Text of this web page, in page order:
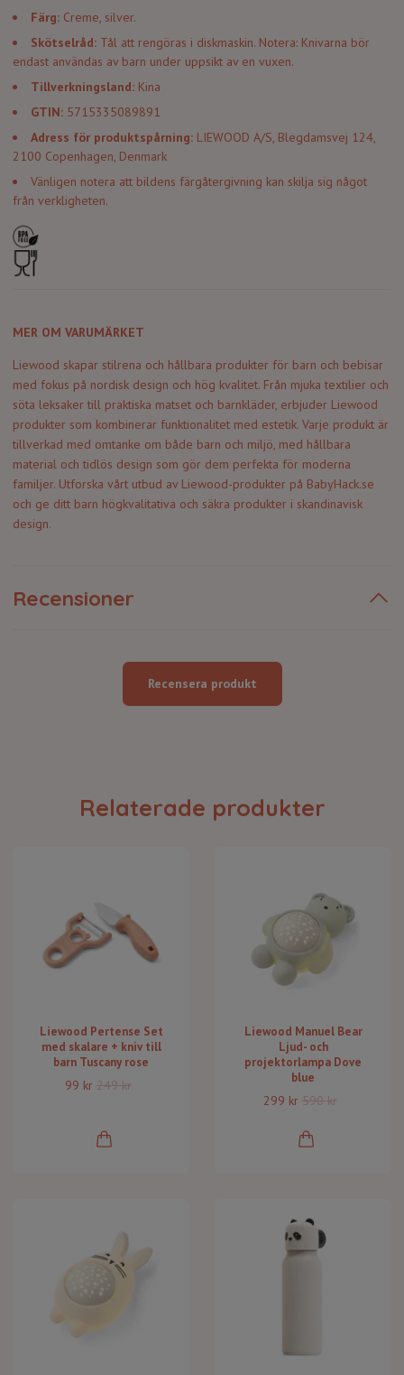
Färg: Creme, silver.
Skötselråd: Tål att rengöras i diskmaskin. Notera: Knivarna bör
endast användas av barn under uppsikt av en vuxen.
Tillverkningsland: Kina
GTIN: 5715335089891
Adress för produktspårning: LIEWOOD A/S, Blegdamsvej 124,
2100 Copenhagen, Denmark
Vänligen notera att bildens färgåtergivning kan skilja sig något
från verkligheten.
MER OM VARUMÄRKET
Liewood skapar stilrena och hållbara produkter för barn och bebisar
med fokus på nordisk design och hög kvalitet. Från mjuka textilier och
söta leksaker till praktiska matset och barnkläder, erbjuder Liewood
produkter som kombinerar funktionalitet med estetik. Varje produkt är
tillverkad med omtanke om både barn och miljö, med hållbara
material och tidlös design som gör dem perfekta för moderna
familjer. Utforska vårt utbud av Liewood-produkter på BabyHack.se
och ge ditt barn högkvalitativa och säkra produkter i skandinavisk
design.
Recensioner
Recensera produkt
Relaterade produkter
Liewood Pertense Set
med skalare + kniv till
barn Tuscany rose
99 kr 249 kr
Liewood Manuel Bear
Ljud- och
projektorlampa Dove
blue
299 kr 590 kr